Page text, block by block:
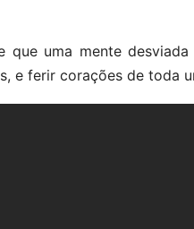
que uma mente
e ferir corações de toda